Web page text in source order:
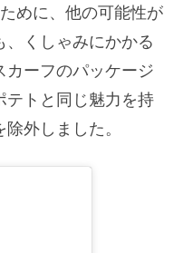
めに、他の可能性が
くしゃみにかかる
ーフのパッケージ
テトと同じ魅力を持
外しました。